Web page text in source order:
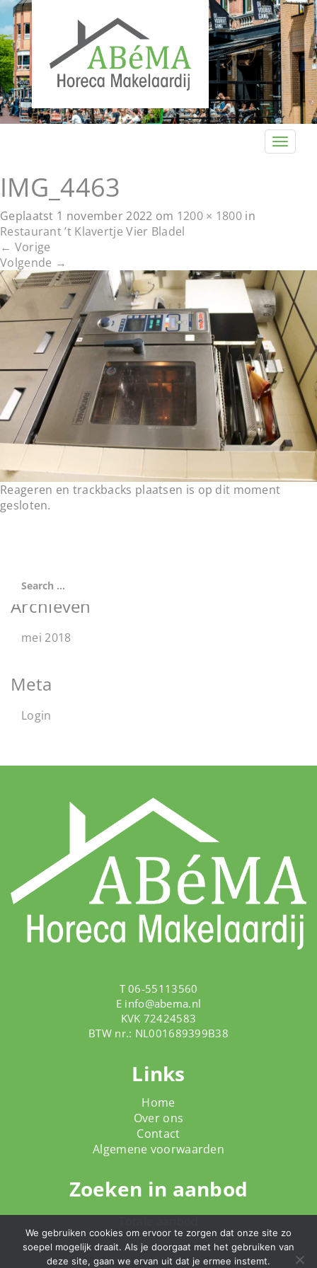
T
v
i
g
a
t
i
o
n
IMG_4463
Geplaatst 1 november 2022 om 1200 × 1800 in
Restaurant ’t Klavertje Vier Bladel
← Vorige
Volgende →
Reageren en trackbacks plaatsen is op dit moment
gesloten.
Archieven
mei 2018
Meta
Login
T 06-55113560
E info@abema.nl
KVK 72424583
BTW nr.: NL001689399B38
Links
Home
Over ons
Contact
Algemene voorwaarden
Zoeken in aanbod
We gebruiken cookies om ervoor te zorgen dat onze site zo
soepel mogelijk draait. Als je doorgaat met het gebruiken van
deze site, gaan we ervan uit dat je ermee instemt.